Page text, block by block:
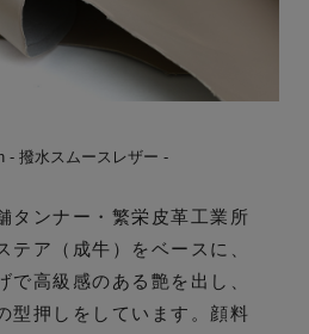
- 撥水スムースレザー -
タンナー・繁栄皮革工業所
テア（成牛）をベースに、
で高級感のある艶を出し、
型押しをしています。顔料